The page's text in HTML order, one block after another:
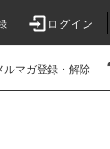
ログイン
ルマガ登録・解除